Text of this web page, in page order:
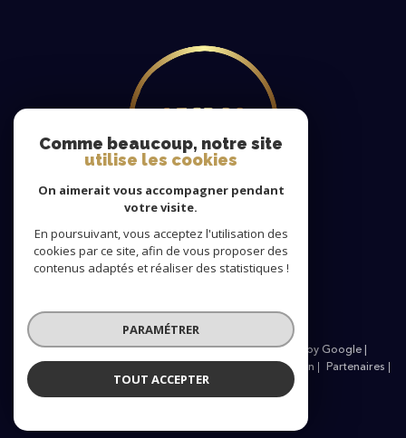
Nous
adhérons
© 2026 | Tous droits réservés | Traduction powered by Google |
Nos honoraires
Admin
Partenaires
Politique RGPD
Comme beaucoup, notre site
utilise les cookies
On aimerait vous accompagner pendant
votre visite.
En poursuivant, vous acceptez l'utilisation des
cookies par ce site, afin de vous proposer des
contenus adaptés et réaliser des statistiques !
PARAMÉTRER
TOUT ACCEPTER